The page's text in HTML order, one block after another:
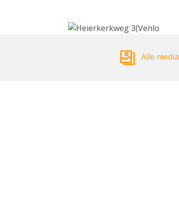
Alle media